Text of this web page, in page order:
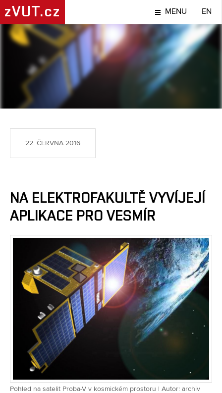
zVUT.cz MENU EN
NÁPADY A OBJEVY
22. ČERVNA 2016
NA ELEKTROFAKULTĚ VYVÍJEJÍ
APLIKACE PRO VESMÍR
Pohled na satelit Proba-V v kosmickém prostoru | Autor: archiv